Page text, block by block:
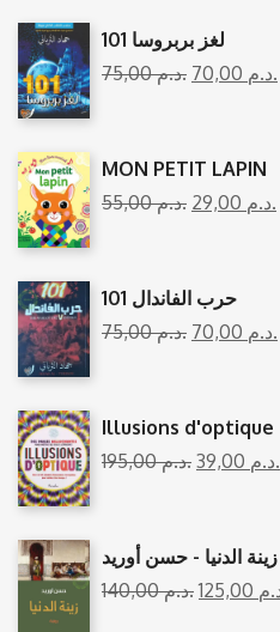
101 لغز بربروسا
75,00
د.م. 70,00 د.م.
MON PETIT LAPIN
55,00
د.م. 29,00 د.م.
101 حرب الفاندال
75,00
د.م. 70,00 د.م.
Illusions d'optique
195,00
د.م. 39,00 د.م.
زينة الدنيا - حسن أوريد
140,00
د.م. 125,00